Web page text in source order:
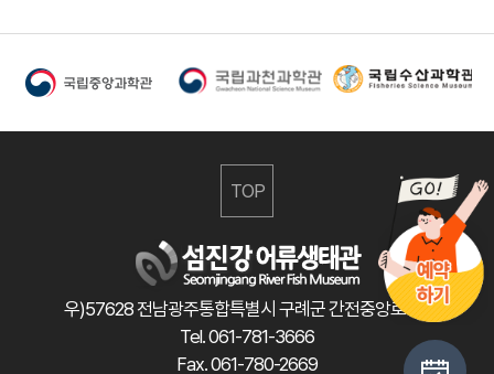
우)57628 전남광주통합특별시 구례군 간전중앙로 47
Tel. 061-781-3666
Fax. 061-780-2669
TOP